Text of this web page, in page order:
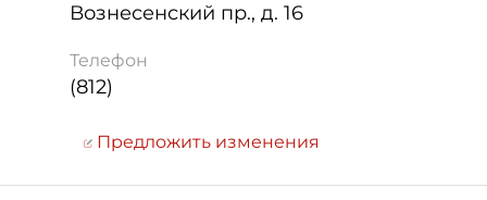
Вознесенский пр., д. 16
Телефон
(812)
Предложить изменения